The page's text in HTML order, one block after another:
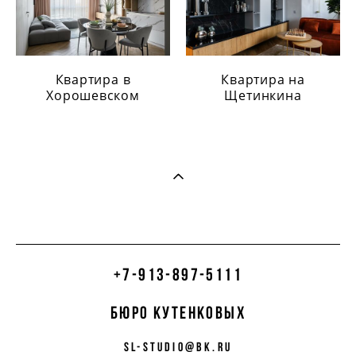
Квартира в
Хорошевском
Квартира на
Щетинкина
+7-913-897-5111
бюро кутенковых
sl-studio@bk.ru